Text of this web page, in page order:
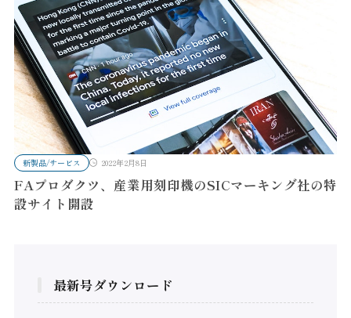
新製品/サービス 2022年2月8日
FAプロダクツ、産業用刻印機のSICマーキング社の特
設サイト開設
最新号ダウンロード